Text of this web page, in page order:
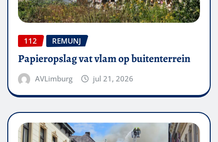
112 REMUNJ
Papieropslag vat vlam op buitenterrein
AVLimburg jul 21, 2026